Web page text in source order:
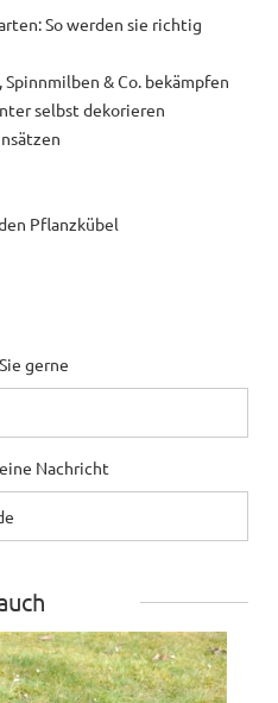
So werden sie richtig
& Co. bekämpfen
selbst dekorieren
Pflanzkübel
gerne
Nachricht